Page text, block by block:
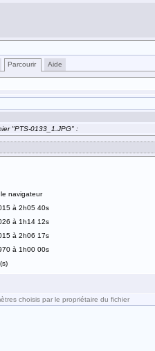
Parcourir Aide
"PTS-0133_1.JPG" :
navigateur
à 2h05 40s
à 1h14 12s
à 2h06 17s
à 1h00 00s
choisis par le propriétaire du fichier